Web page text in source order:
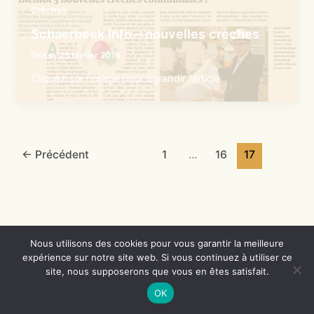
Crèches
Schaerbeek Info – nouvelles crèches
Driss/25 février 2016
Cliquez sur l’image pour agrandir l’article
← Précédent 1 … 16 17
Copyright © 2026 Crèches de Schaerbeek | Propulsé par
Thème
WordPress Astra
Nous utilisons des cookies pour vous garantir la meilleure
expérience sur notre site web. Si vous continuez à utiliser ce
site, nous supposerons que vous en êtes satisfait.
OK